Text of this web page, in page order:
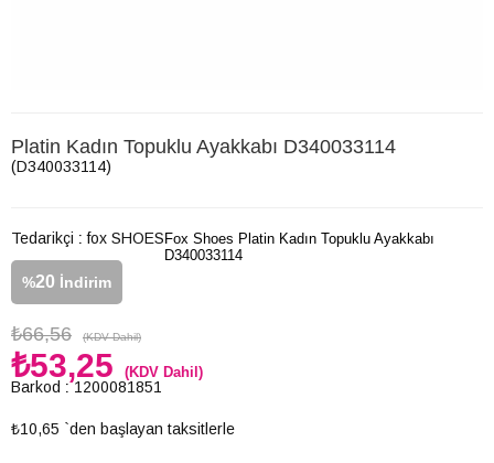
Platin Kadın Topuklu Ayakkabı D340033114
(D340033114)
Tedarikçi : fox SHOES
%20 İndirim
₺66,56 (KDV Dahil)
₺53,25 (KDV Dahil)
Barkod : 1200081851
₺10,65 `den başlayan taksitlerle
Fox Shoes Platin Kadın Topuklu Ayakkabı
D340033114